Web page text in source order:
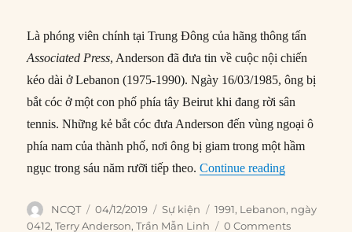
Là phóng viên chính tại Trung Đông của hãng thông tấn
Associated Press, Anderson đã đưa tin về cuộc nội chiến
kéo dài ở Lebanon (1975-1990). Ngày 16/03/1985, ông bị
bắt cóc ở một con phố phía tây Beirut khi đang rời sân
tennis. Những kẻ bắt cóc đưa Anderson đến vùng ngoại ô
phía nam của thành phố, nơi ông bị giam trong một hầm
ngục trong sáu năm rưỡi tiếp theo. Continue reading“04/12/
Author
NCQT
Posted
on
04/12/2019 Categories
Sự kiện Tags
1991, Lebanon, ngày
0412,Terry Anderson,Trần Mẫn Linh 0 Comments